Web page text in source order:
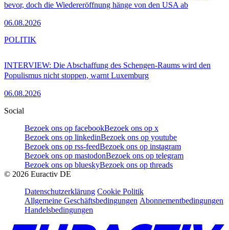
bevor, doch die Wiedereröffnung hänge von den USA ab
06.08.2026
INTERVIEW: Die Abschaffung des Schengen-Raums wird den
Populismus nicht stoppen, warnt Luxemburg
06.08.2026
POLITIK
Social
Bezoek ons op facebookBezoek ons op x
Bezoek ons op linkedinBezoek ons op youtube
Bezoek ons op rss-feedBezoek ons op instagram
Bezoek ons op mastodonBezoek ons op telegram
Bezoek ons op blueskyBezoek ons op threads
© 2026 Euractiv DE
Datenschutzerklärung Cookie Politik
Allgemeine Geschäftsbedingungen Abonnementbedingungen
Handelsbedingungen